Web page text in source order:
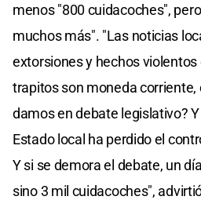
menos "800 cuidacoches",
muchos más". "Las noticias
extorsiones y hechos violentos
trapitos son moneda corriente,
damos en debate legislativo?
Estado local ha perdido el
Y si se demora el debate, un
sino 3 mil cuidacoches",